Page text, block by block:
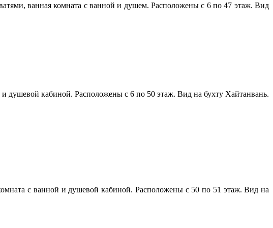
ванная комната с ванной и душем. Расположены с 6 по 47 этаж. Вид
душевой кабиной. Расположены с 6 по 50 этаж. Вид на бухту Хайтанвань.
с ванной и душевой кабиной. Расположены с 50 по 51 этаж. Вид на